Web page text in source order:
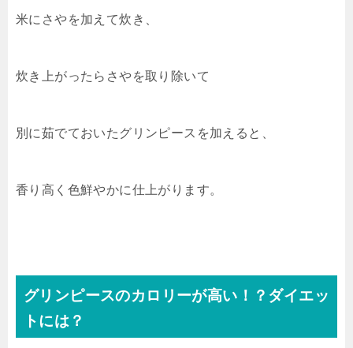
米にさやを加えて炊き、
炊き上がったらさやを取り除いて
別に茹でておいたグリンピースを加えると、
香り高く色鮮やかに仕上がります。
グリンピースのカロリーが高い！？ダイエッ
トには？